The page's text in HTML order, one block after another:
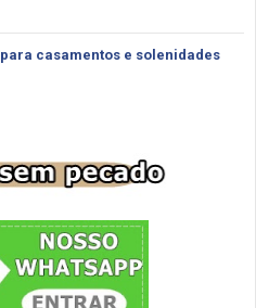
casamentos e solenidades